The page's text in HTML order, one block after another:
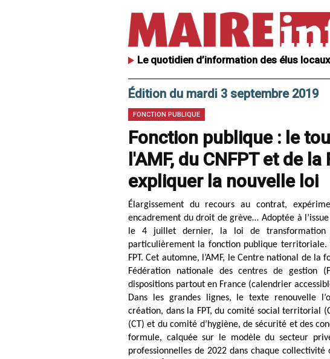
Le quotidien d’information des élus locaux
Édition du mardi 3 septembre 2019
FONCTION PUBLIQUE
Fonction publique : le
l'AMF, du CNFPT et de la
expliquer la nouvelle loi
Élargissement du recours au contrat,
encadrement du droit de grève… Adoptée à
le 4 juillet dernier, la loi de
particulièrement la fonction publique
FPT. Cet automne, l’AMF, le Centre national de
Fédération nationale des centres de gestion
dispositions partout en France (calendrier
Dans les grandes lignes, le texte renouvelle
création, dans la FPT, du comité social territorial
(CT) et du comité d’hygiène, de sécurité et des
formule, calquée sur le modèle du secteur
professionnelles de 2022 dans chaque